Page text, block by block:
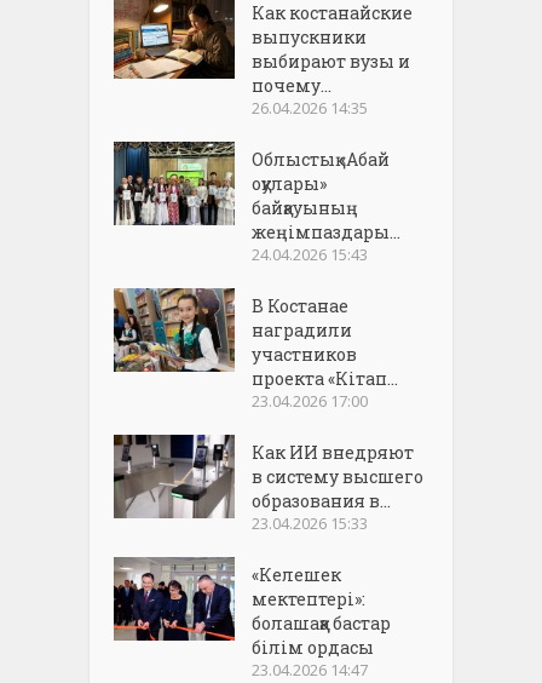
Как костанайские
выпускники
выбирают вузы и
почему...
26.04.2026 14:35
Облыстық «Абай
оқулары»
байқауының
жеңімпаздары...
24.04.2026 15:43
В Костанае
наградили
участников
проекта «Кітап...
23.04.2026 17:00
Как ИИ внедряют
в систему высшего
образования в...
23.04.2026 15:33
«Келешек
мектептері»:
болашаққа бастар
білім ордасы
23.04.2026 14:47